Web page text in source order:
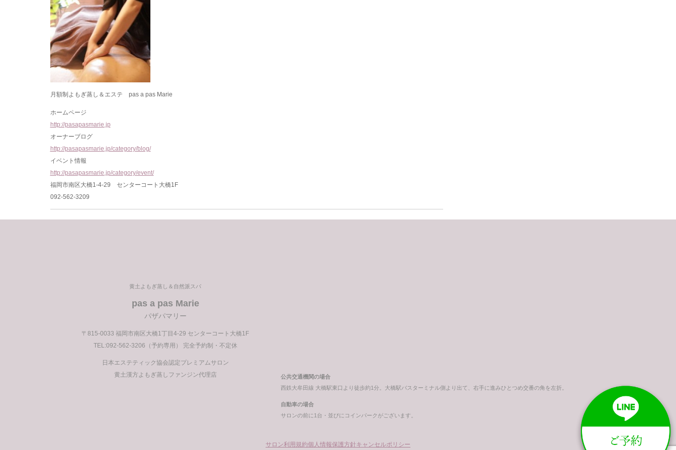
月額制よもぎ蒸し＆エステ pas a pas Marie
ホームページ
http://pasapasmarie.jp
オーナーブログ
http://pasapasmarie.jp/category/blog/
イベント情報
http://pasapasmarie.jp/category/event/
福岡市南区大橋1-4-29 センターコート大橋1F
092-562-3209
黄土よもぎ蒸し＆自然派スパ
pas a pas Marie
パザパマリー
〒815-0033 福岡市南区大橋1丁目4-29 センターコート大橋1F
TEL:092-562-3206（予約専用） 完全予約制・不定休
日本エステティック協会認定プレミアムサロン
黄土漢方よもぎ蒸しファンジン代理店
公共交通機関の場合
西鉄大牟田線 大橋駅東口より徒歩約1分。大橋駅バスターミナル側より出て、右手に進みひとつめ交番の角を左折。
自動車の場合
サロンの前に1台・並びにコインパークがございます。
サロン利用規約個人情報保護方針キャンセルポリシー